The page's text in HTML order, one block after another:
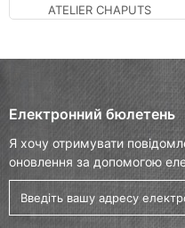
ATELIER CHAPUTS
Електронний бюлетень
Я хочу отримувати
оновлення за допомогою